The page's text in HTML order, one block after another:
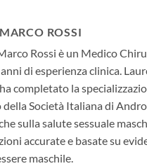
ROSSI
Rossi è un Medico
di esperienza clinica.
completato la
della Società Italiana di
sulla salute sessuale
accurate e basate su
maschile.